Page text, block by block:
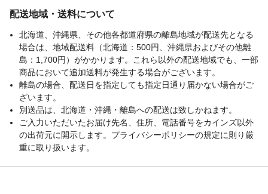
配送地域・送料について
北海道、沖縄県、その他各都道府県の離島地域が配送先となる
場合は、地域配送料（北海道：500円、沖縄県およびその他離
島：1,700円）がかかります。これら以外の配送地域でも、一部
商品において追加送料が発生する場合がございます。
離島の場合、配送日を指定しても指定日通り届かない場合がご
ざいます。
別送品は、北海道・沖縄・離島への配送は致しかねます。
ご入力いただいたお届け先名、住所、電話番号をカインズ以外
の出荷元に開示します。プライバシーポリシーの規定に則り厳
重に取り扱います。